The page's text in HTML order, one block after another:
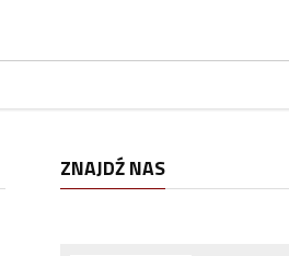
ZNAJDŹ NAS